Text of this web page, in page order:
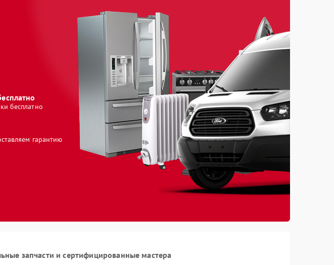
бесплатно
гарантию
запчасти и сертифицированные мастера